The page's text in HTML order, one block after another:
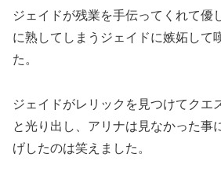
ジェイドが残業を手伝ってくれて優
に熟してしまうジェイドに嫉妬して
た。
ジェイドがレリックを見つけてクエ
と光り出し、アリナは見なかった事
げしたのは笑えました。